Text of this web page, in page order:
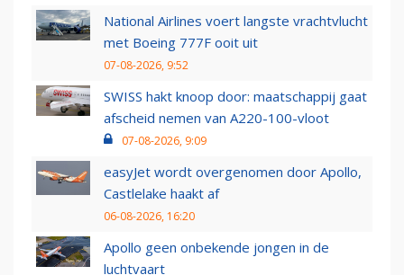
National Airlines voert langste vrachtvlucht
met Boeing 777F ooit uit
07-08-2026, 9:52
SWISS hakt knoop door: maatschappij gaat
afscheid nemen van A220-100-vloot
07-08-2026, 9:09
easyJet wordt overgenomen door Apollo,
Castlelake haakt af
06-08-2026, 16:20
Apollo geen onbekende jongen in de
luchtvaart